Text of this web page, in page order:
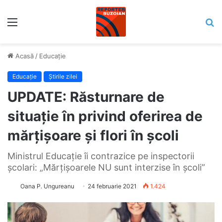
Acasă / Educaţie
Educaţie Știrile zilei
UPDATE: Răsturnare de
situație în privind oferirea de
mărțișoare și flori în școli
Ministrul Educație îi contrazice pe inspectorii
școlari: „Mărţişoarele NU sunt interzise în şcoli”
Oana P. Ungureanu 24 februarie 2021 1.424